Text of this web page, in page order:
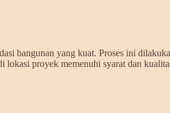
bangunan yang kuat. Proses ini
proyek memenuhi syarat dan